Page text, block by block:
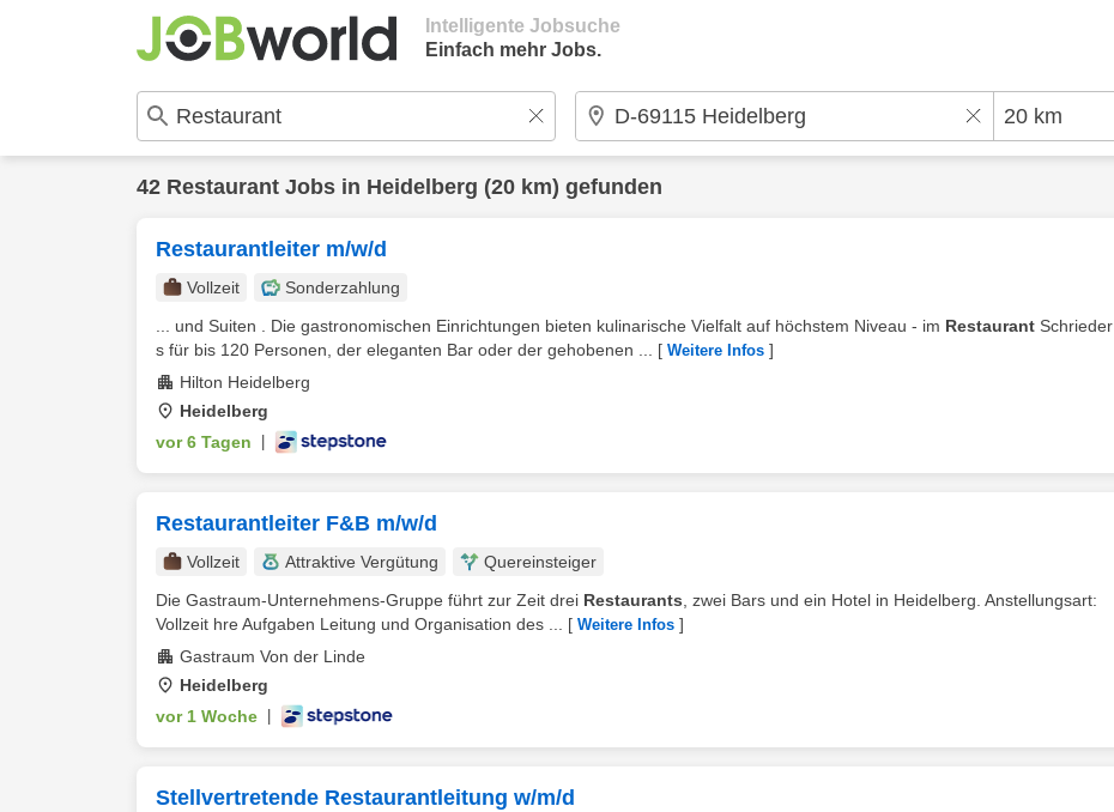
Intelligente Jobsuche
Einfach mehr Jobs.
42 Restaurant Jobs in Heidelberg (20 km) gefunden
Restaurantleiter m/w/d
Vollzeit
Sonderzahlung
... und Suiten . Die gastronomischen Einrichtungen bieten kulinarische Vielfalt auf höchstem Niveau - im Restaurant Schrieder
s für bis 120 Personen, der eleganten Bar oder der gehobenen ...
[ Weitere Infos ]
Hilton Heidelberg
Heidelberg
vor 6 Tagen
Restaurantleiter F&B m/w/d
Vollzeit Attraktive Vergütung
Quereinsteiger
Die Gastraum-Unternehmens-Gruppe führt zur Zeit drei Restaurants , zwei Bars und ein Hotel in Heidelberg. Anstellungsart:
Vollzeit hre Aufgaben Leitung und Organisation des ...
[ Weitere Infos ]
Gastraum Von der Linde
Heidelberg
vor 1 Woche
Stellvertretende Restaurantleitung w/m/d